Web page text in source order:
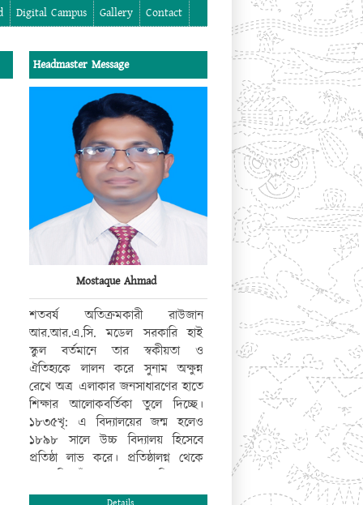
Digital Campus Gallery Contact
Headmaster Message
Mostaque Ahmad
শতবর্ষ অতিক্রমকারী রাউজান
আর.আর.এ.সি. মডেল সরকারি হাই
স্কুল বর্তমানে তার স্বকীয়তা ও
ঐতিহ্যকে লালন করে সুনাম অক্ষুন্ন
রেখে অত্র এলাকার জনসাধারণের হাতে
শিক্ষার আলোকবর্তিকা তুলে দিচ্ছে।
১৮৩৫খৃ: এ বিদ্যালয়ের জন্ম হলেও
১৮৯৮ সালে উচ্চ বিদ্যালয় হিসেবে
প্রতিষ্ঠা লাভ করে। প্রতিষ্ঠালগ্ন থেকে
অদ্যাবধি যাঁদের হৃদয়ে এ বিদ্যালয়ের
জ্ঞানের ছোঁয়া লেগেছে, তাঁরাই বর্তমানে